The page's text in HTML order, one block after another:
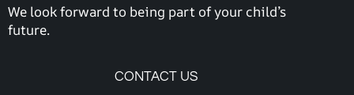
We look forward to being part of your child’s
future.
CONTACT US